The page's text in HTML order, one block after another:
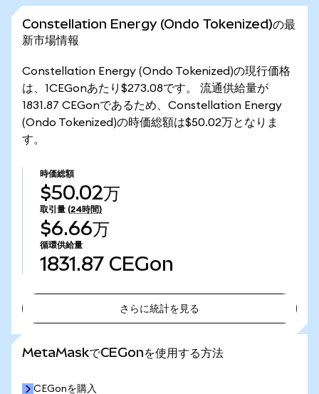
Constellation Energy (Ondo Tokenized)の最
新市場情報
Constellation Energy (Ondo Tokenized)の現行価格
は、1CEGonあたり$273.08です。 流通供給量が
1831.87 CEGonであるため、Constellation Energy
(Ondo Tokenized)の時価総額は$50.02万となりま
す。
時価総額
$50.02万
取引量 (24時間)
$6.66万
循環供給量
1831.87 CEGon
さらに統計を見る
MetaMaskでCEGonを使用する方法
CEGonを購入